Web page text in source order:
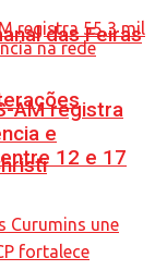
das Feiras
AM registra
e
12 e 17